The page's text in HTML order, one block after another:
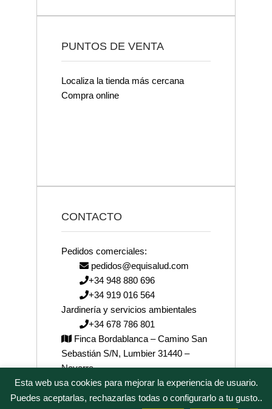
PUNTOS DE VENTA
Localiza la tienda más cercana
Compra online
CONTACTO
Pedidos comerciales:
pedidos@equisalud.com
+34 948 880 696
+34 919 016 564
Jardinería y servicios ambientales
+34 678 786 801
Finca Bordablanca – Camino San
Sebastián S/N, Lumbier 31440 –
Navarra
josenea@josenea.bio
Esta web usa cookies para mejorar la experiencia de usuario.
Puedes aceptarlas, rechazarlas todas o configurarlo a tu gusto..